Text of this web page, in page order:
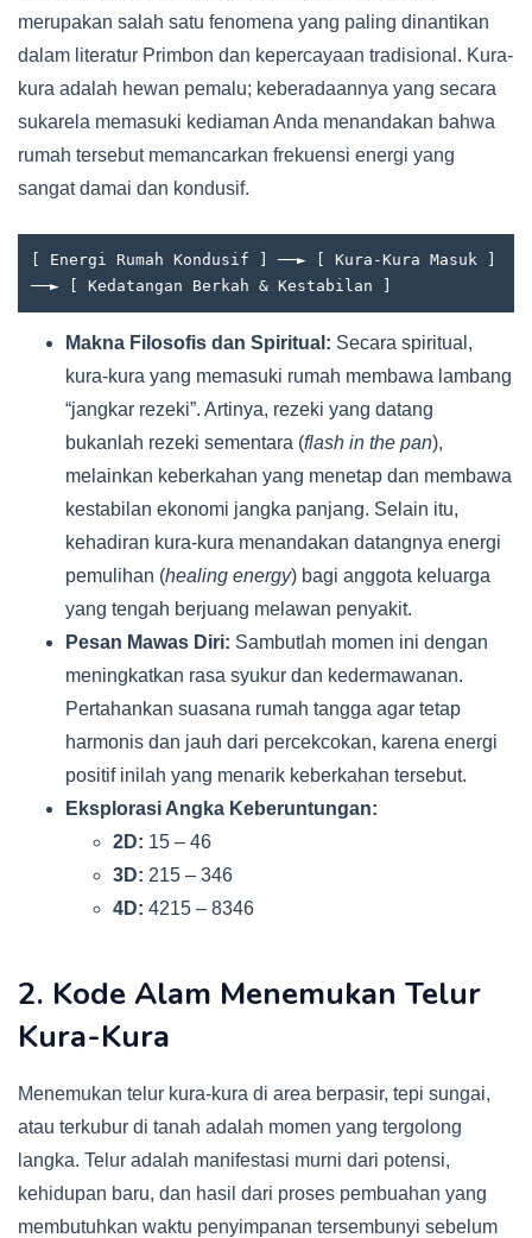
merupakan salah satu fenomena yang paling dinantikan
dalam literatur Primbon dan kepercayaan tradisional. Kura-
kura adalah hewan pemalu; keberadaannya yang secara
sukarela memasuki kediaman Anda menandakan bahwa
rumah tersebut memancarkan frekuensi energi yang
sangat damai dan kondusif.
[ Energi Rumah Kondusif ] ──► [ Kura-Kura Masuk ]
Makna Filosofis dan Spiritual: Secara spiritual,
kura-kura yang memasuki rumah membawa lambang
“jangkar rezeki”. Artinya, rezeki yang datang
bukanlah rezeki sementara (flash in the pan),
melainkan keberkahan yang menetap dan membawa
kestabilan ekonomi jangka panjang. Selain itu,
kehadiran kura-kura menandakan datangnya energi
pemulihan (healing energy) bagi anggota keluarga
yang tengah berjuang melawan penyakit.
Pesan Mawas Diri: Sambutlah momen ini dengan
meningkatkan rasa syukur dan kedermawanan.
Pertahankan suasana rumah tangga agar tetap
harmonis dan jauh dari percekcokan, karena energi
positif inilah yang menarik keberkahan tersebut.
Eksplorasi Angka Keberuntungan:
2D: 15 – 46
3D: 215 – 346
4D: 4215 – 8346
2. Kode Alam Menemukan Telur
Kura-Kura
Menemukan telur kura-kura di area berpasir, tepi sungai,
atau terkubur di tanah adalah momen yang tergolong
langka. Telur adalah manifestasi murni dari potensi,
kehidupan baru, dan hasil dari proses pembuahan yang
membutuhkan waktu penyimpanan tersembunyi sebelum